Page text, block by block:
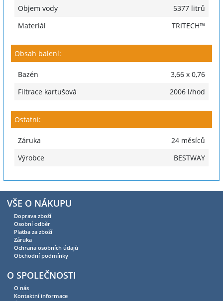
Objem vody
5377 litrů
Materiál
TRITECH™
Obsah balení:
Bazén
3,66 x 0,76
Filtrace kartušová
2006 l/hod
Ostatní:
Záruka
24 měsíců
Výrobce
BESTWAY
VŠE O NÁKUPU
Doprava zboží
Osobní odběr
Platba za zboží
Záruka
Ochrana osobních údajů
Obchodní podmínky
O SPOLEČNOSTI
O nás
Kontaktní informace